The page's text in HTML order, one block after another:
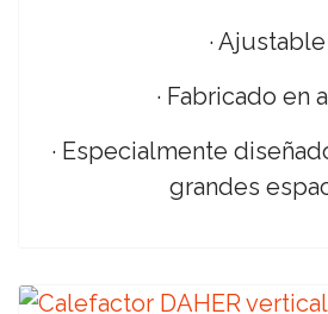
· Ajustable
· Fabricado en
· Especialmente
grandes